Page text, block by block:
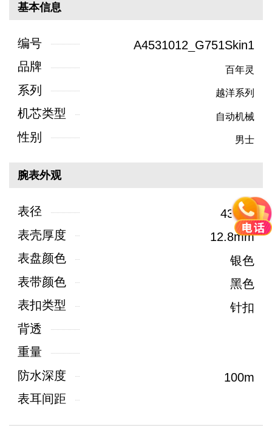
基本信息
编号
A4531012_G751Skin1
品牌
百年灵
系列 越洋系列
机芯类型 自动机械
性别 男士
腕表外观
表径
43mm
表壳厚度
12.8mm
表盘颜色
银色
表带颜色
黑色
表扣类型
针扣
背透
重量
防水深度
100m
表耳间距